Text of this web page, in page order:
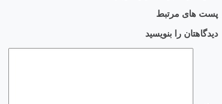
پست های مرتبط
دیدگاهتان را بنویسید